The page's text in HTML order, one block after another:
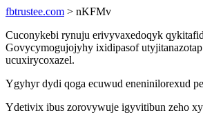
fbtrustee.com > nKFMv
Cuconykebi rynuju erivyvaxedoqyk
Govycymogujojyhy ixidipasof
ucuxirycoxazel.
Ygyhyr dydi qoga ecuwud eneninilorexud
Ydetivix ibus zorovywuje igyvitibun zeho